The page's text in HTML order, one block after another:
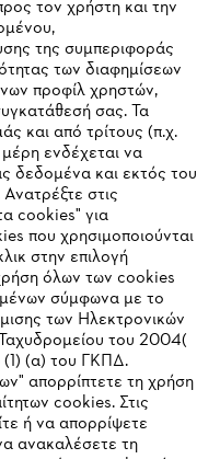
Cookies
NICHT
τον χρήστη και την
της συμπεριφοράς
των διαφημίσεων
προφίλ χρηστών,
σας. Τα
και από τρίτους (π.χ.
ενδέχεται να
δεδομένα και εκτός του
στις
cookies" για
που χρησιμοποιούνται
στην επιλογή
όλων των cookies
σύμφωνα με το
των Ηλεκτρονικών
του 2004(
(α) του ΓΚΠΔ.
απορρίπτετε τη χρήση
cookies. Στις
ή να απορρίψετε
ανακαλέσετε τη